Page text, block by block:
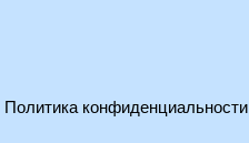
Политика конфиденциальности